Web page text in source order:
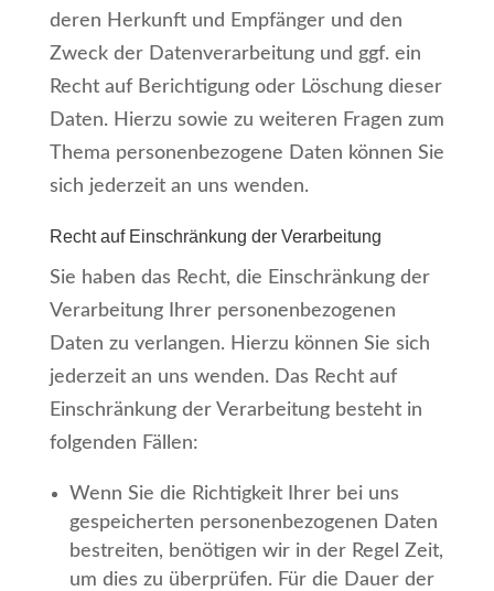
deren Herkunft und Empfänger und den
Zweck der Datenverarbeitung und ggf. ein
Recht auf Berichtigung oder Löschung dieser
Daten. Hierzu sowie zu weiteren Fragen zum
Thema personenbezogene Daten können Sie
sich jederzeit an uns wenden.
Recht auf Einschränkung der Verarbeitung
Sie haben das Recht, die Einschränkung der
Verarbeitung Ihrer personenbezogenen
Daten zu verlangen. Hierzu können Sie sich
jederzeit an uns wenden. Das Recht auf
Einschränkung der Verarbeitung besteht in
folgenden Fällen:
Wenn Sie die Richtigkeit Ihrer bei uns
gespeicherten personenbezogenen Daten
bestreiten, benötigen wir in der Regel Zeit,
um dies zu überprüfen. Für die Dauer der